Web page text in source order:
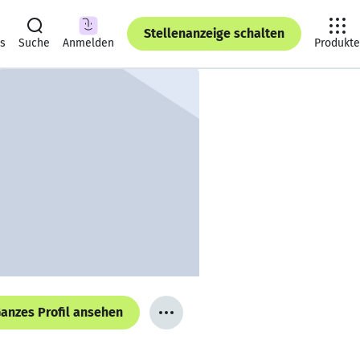
Suche Anmelden
Stellenanzeige schalten
Produkte
Profil ansehen